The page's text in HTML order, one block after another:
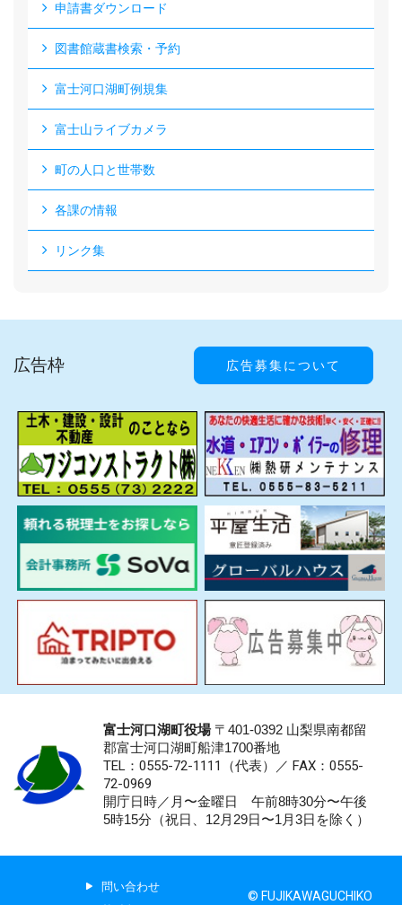
申請書ダウンロード
図書館蔵書検索・予約
富士河口湖町例規集
富士山ライブカメラ
町の人口と世帯数
各課の情報
リンク集
広告枠 広告募集について
富士河口湖町役場〒401-0392 山梨県南都留
郡富士河口湖町船津1700番地
TEL：0555-72-1111 （代表）／ FAX：0555-
72-0969
開庁日時／月〜金曜日 午前8時30分〜午後
5時15分（祝日、12月29日〜1月3日を除く）
問い合わせ
© FUJIKAWAGUCHIKO